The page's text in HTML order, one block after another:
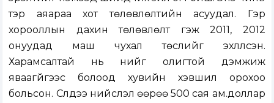
тэр аяараа хот төлөвлөлтийн асуудал. Гэр
хорооллын дахин төлөвлөлт гэж 2011, 2012
онуудад маш чухал төслийг эхлүүлсэн.
Харамсалтай нь үүнийг олигтой дэмжиж
яваагүйгээс болоод хувийн хэвшил орохоо
больсон. Сүүлдээ нийслэл өөрөө 500 сая ам.доллар